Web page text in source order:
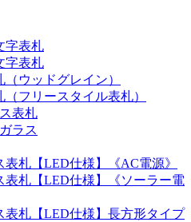
字表札
字表札
ウッドグレイン）
フリースタイル表札）
表札
ラス
表札【LED仕様】《AC電源》
表札【LED仕様】《ソーラー電
表札【LED仕様】長方形タイプ